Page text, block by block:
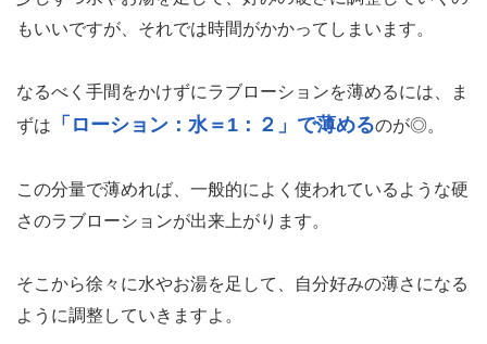
もいいですが、それでは時間がかかってしまいます。
なるべく手間をかけずにラブローションを薄めるには、ま
ずは
「ローション：水＝1：２」で薄めるのが◎。
この分量で薄めれば、一般的によく使われているような硬
さのラブローションが出来上がります。
そこから徐々に水やお湯を足して、自分好みの薄さになる
ように調整していきますよ。